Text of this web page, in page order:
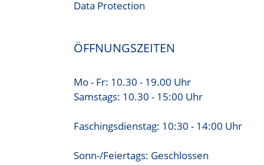
Data Protection
ÖFFNUNGSZEITEN
Mo - Fr: 10.30 - 19.00 Uhr
Samstags: 10.30 - 15:00 Uhr
Faschingsdienstag: 10:30 - 14:00 Uhr
Sonn-/Feiertags: Geschlossen